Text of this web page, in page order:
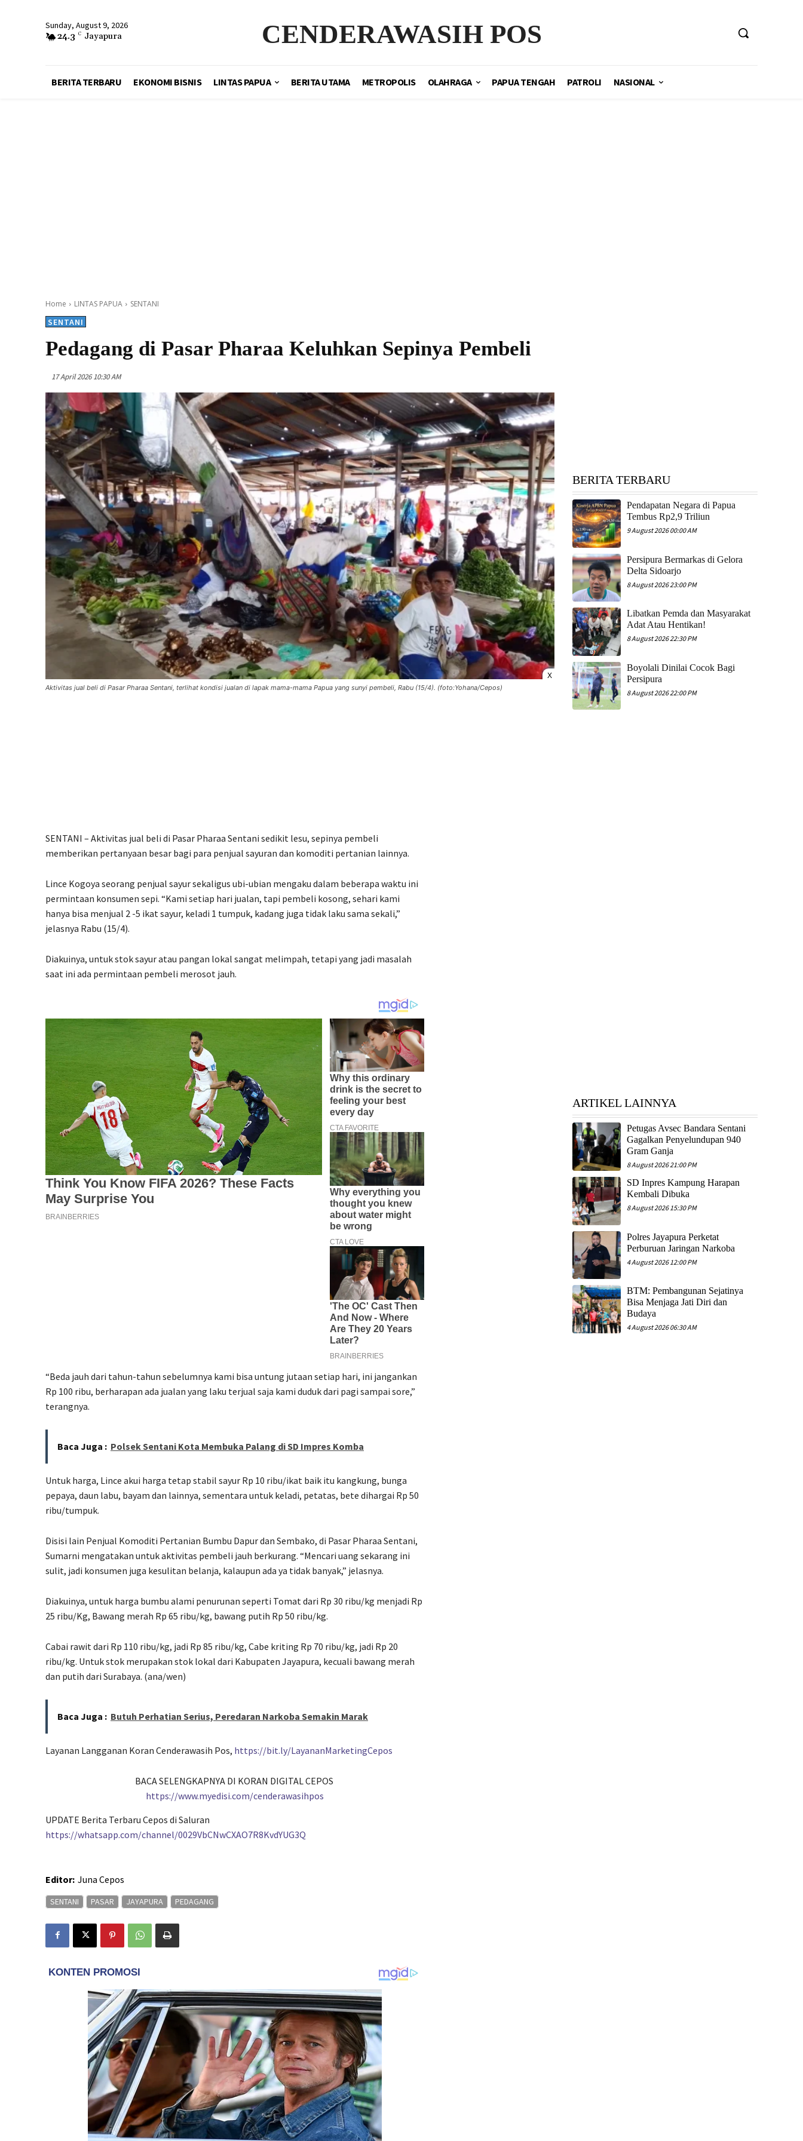
Sunday, August 9, 2026
24.3 C Jayapura CENDERAWASIH POS
BERITA TERBARU EKONOMI BISNIS LINTAS PAPUA BERITA UTAMA METROPOLIS OLAHRAGA PAPUA TENGAH PATROLI NASIONAL
Home LINTAS PAPUA SENTANI
SENTANI
Pedagang di Pasar Pharaa Keluhkan Sepinya Pembeli
17 April 2026 10:30 AM
X
Aktivitas jual beli di Pasar Pharaa Sentani, terlihat kondisi jualan di lapak mama-mama Papua yang sunyi pembeli, Rabu (15/4). (foto:Yohana/Cepos)
SENTANI – Aktivitas jual beli di Pasar Pharaa Sentani sedikit lesu, sepinya pembeli
memberikan pertanyaan besar bagi para penjual sayuran dan komoditi pertanian lainnya.
Lince Kogoya seorang penjual sayur sekaligus ubi-ubian mengaku dalam beberapa waktu ini
permintaan konsumen sepi. “Kami setiap hari jualan, tapi pembeli kosong, sehari kami
hanya bisa menjual 2 -5 ikat sayur, keladi 1 tumpuk, kadang juga tidak laku sama sekali,”
jelasnya Rabu (15/4).
Diakuinya, untuk stok sayur atau pangan lokal sangat melimpah, tetapi yang jadi masalah
saat ini ada permintaan pembeli merosot jauh.
“Beda jauh dari tahun-tahun sebelumnya kami bisa untung jutaan setiap hari, ini jangankan
Rp 100 ribu, berharapan ada jualan yang laku terjual saja kami duduk dari pagi sampai sore,”
terangnya.
Baca Juga : Polsek Sentani Kota Membuka Palang di SD Impres Komba
Untuk harga, Lince akui harga tetap stabil sayur Rp 10 ribu/ikat baik itu kangkung, bunga
pepaya, daun labu, bayam dan lainnya, sementara untuk keladi, petatas, bete dihargai Rp 50
ribu/tumpuk.
Disisi lain Penjual Komoditi Pertanian Bumbu Dapur dan Sembako, di Pasar Pharaa Sentani,
Sumarni mengatakan untuk aktivitas pembeli jauh berkurang. “Mencari uang sekarang ini
sulit, jadi konsumen juga kesulitan belanja, kalaupun ada ya tidak banyak,” jelasnya.
Diakuinya, untuk harga bumbu alami penurunan seperti Tomat dari Rp 30 ribu/kg menjadi Rp
25 ribu/Kg, Bawang merah Rp 65 ribu/kg, bawang putih Rp 50 ribu/kg.
Cabai rawit dari Rp 110 ribu/kg, jadi Rp 85 ribu/kg, Cabe kriting Rp 70 ribu/kg, jadi Rp 20
ribu/kg. Untuk stok merupakan stok lokal dari Kabupaten Jayapura, kecuali bawang merah
dan putih dari Surabaya. (ana/wen)
Baca Juga : Butuh Perhatian Serius, Peredaran Narkoba Semakin Marak
Layanan Langganan Koran Cenderawasih Pos, https://bit.ly/LayananMarketingCepos
BACA SELENGKAPNYA DI KORAN DIGITAL CEPOS
https://www.myedisi.com/cenderawasihpos
UPDATE Berita Terbaru Cepos di Saluran
https://whatsapp.com/channel/0029VbCNwCXAO7R8KvdYUG3Q
Editor: Juna Cepos
SENTANI PASAR JAYAPURA PEDAGANG
BERITA TERBARU
Pendapatan Negara di Papua
Tembus Rp2,9 Triliun
9 August 2026 00:00 AM
Persipura Bermarkas di Gelora
Delta Sidoarjo
8 August 2026 23:00 PM
Libatkan Pemda dan Masyarakat
Adat Atau Hentikan!
8 August 2026 22:30 PM
Boyolali Dinilai Cocok Bagi
Persipura
8 August 2026 22:00 PM
ARTIKEL LAINNYA
Petugas Avsec Bandara Sentani
Gagalkan Penyelundupan 940
Gram Ganja
8 August 2026 21:00 PM
SD Inpres Kampung Harapan
Kembali Dibuka
8 August 2026 15:30 PM
Polres Jayapura Perketat
Perburuan Jaringan Narkoba
4 August 2026 12:00 PM
BTM: Pembangunan Sejatinya
Bisa Menjaga Jati Diri dan
Budaya
4 August 2026 06:30 AM